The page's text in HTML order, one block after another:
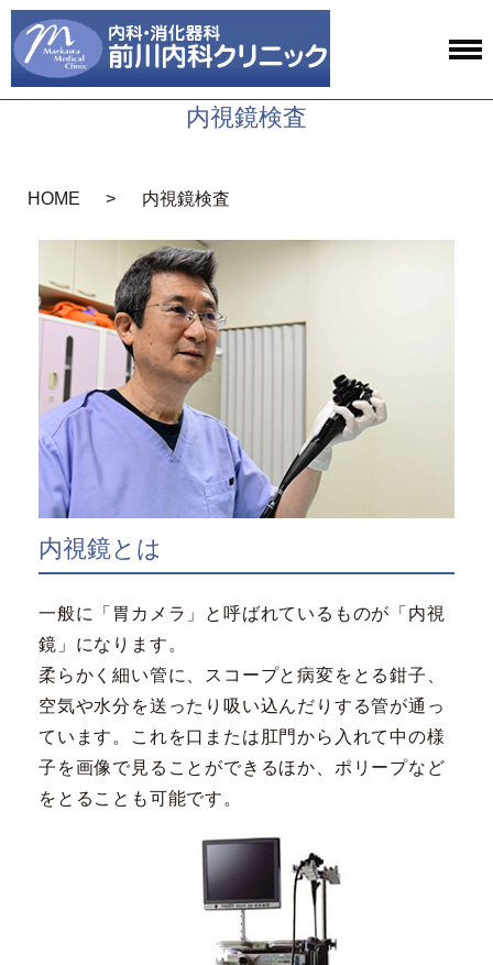
内視鏡検査
HOME 内視鏡検査
内視鏡とは
一般に「胃カメラ」と呼ばれているものが「内視
鏡」になります。
柔らかく細い管に、スコープと病変をとる鉗子、
空気や水分を送ったり吸い込んだりする管が通っ
ています。これを口または肛門から入れて中の様
子を画像で見ることができるほか、ポリープなど
をとることも可能です。